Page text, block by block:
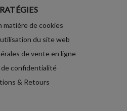
matière de cookies
du site web
de vente en ligne
confidentialité
& Retours